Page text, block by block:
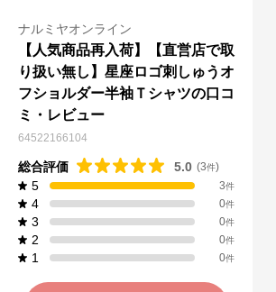
ナルミヤオンライン
【人気商品再入荷】【直営店で取
り扱い無し】星座ロゴ刺しゅうオ
フショルダー半袖Ｔシャツの口コ
ミ・レビュー
64522166104
総合評価 5.0 (3件)
5 3件
4 0件
3 0件
2 0件
1 0件